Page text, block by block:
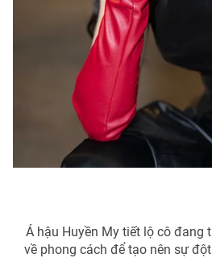
Á hậu Huyền My tiết lộ cô đang
về phong cách để tạo nên sự